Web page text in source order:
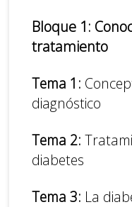
Bloque 1:
tratamiento
Tema 1:
diagnóstico
Tema 2:
diabetes
Tema 3: La